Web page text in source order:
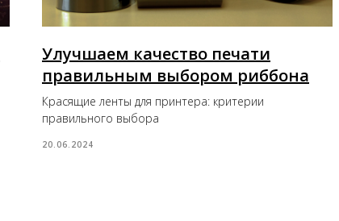
Улучшаем качество печати
правильным выбором риббона
Красящие ленты для принтера: критерии
правильного выбора
20.06.2024